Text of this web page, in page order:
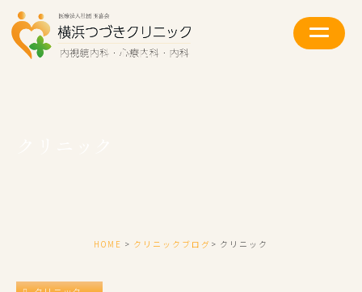
HOME クリニックブログ クリニック